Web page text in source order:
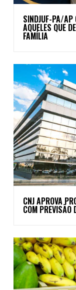
SINDJUF-PA/AP
AQUELES QUE
FAMÍLIA
CNJ APROVA
COM PREVISÃO